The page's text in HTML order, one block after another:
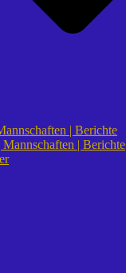
| Berichte
| Berichte